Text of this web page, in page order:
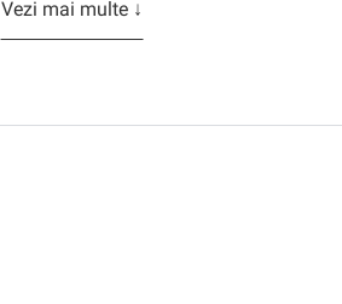
Vezi mai multe ↓